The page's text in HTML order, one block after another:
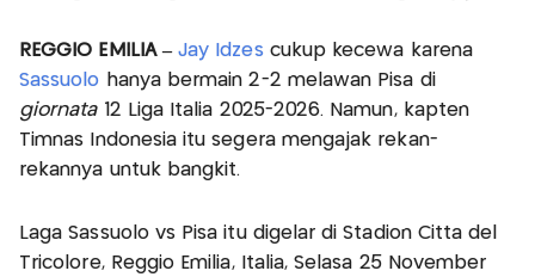
REGGIO EMILIA –Jay Idzes cukup kecewa karena
Sassuolo hanya bermain 2-2 melawan Pisa di
giornata12 Liga Italia 2025-2026. Namun, kapten
Timnas Indonesia itu segera mengajak rekan-
rekannya untuk bangkit.
Laga Sassuolo vs Pisa itu digelar di Stadion Citta del
Tricolore, Reggio Emilia, Italia, Selasa 25 November